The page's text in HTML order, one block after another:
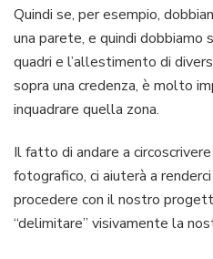
Quindi se, per esempio,
una parete, e quindi dobbiamo
quadri e l’allestimento di
sopra una credenza, è molto
inquadrare quella zona.
Il fatto di andare a
fotografico, ci aiuterà a
procedere con il nostro
“delimitare” visivamente la